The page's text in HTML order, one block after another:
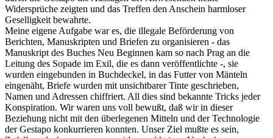
Widersprüche zeigten und das Treffen den Anschein harmloser
Geselligkeit bewahrte.
Meine eigene Aufgabe war es, die illegale Beförderung von
Berichten, Manuskripten und Briefen zu organisieren - das
Manuskript des Buches Neu Beginnen kam so nach Prag an die
Leitung des Sopade im Exil, die es dann veröffentlichte -, sie
wurden eingebunden in Buchdeckel, in das Futter von Mänteln
eingenäht, Briefe wurden mit unsichtbarer Tinte geschrieben,
Namen und Adressen chiffriert. All dies sind bekannte Tricks jeder
Konspiration. Wir waren uns voll bewußt, daß wir in dieser
Beziehung nicht mit den überlegenen Mitteln und der Technologie
der Gestapo konkurrieren konnten. Unser Ziel mußte es sein,